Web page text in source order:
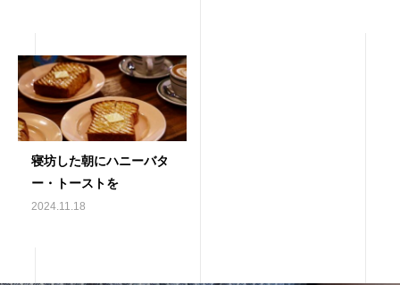
寝坊した朝にハニーバタ
ー・トーストを
2024.11.18